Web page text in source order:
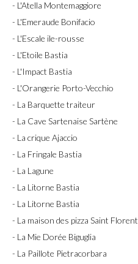
- L'Atella Montemaggiore
- L'Emeraude Bonifacio
- L'Escale ile-rousse
- L'Etoile Bastia
- L'Impact Bastia
- L'Orangerie Porto-Vecchio
- La Barquette traiteur
- La Cave Sartenaise Sartène
- La crique Ajaccio
- La Fringale Bastia
- La Lagune
- La Litorne Bastia
- La Litorne Bastia
- La maison des pizza Saint Florent
- La Mie Dorée Biguglia
- La Paillote Pietracorbara